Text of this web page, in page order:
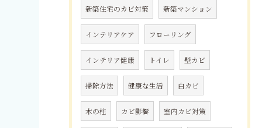
新築住宅のカビ対策 新築マンション
インテリアケア フローリング
インテリア健康 トイレ 壁カビ
掃除方法 健康な生活 白カビ
木の柱 カビ影響 室内カビ対策